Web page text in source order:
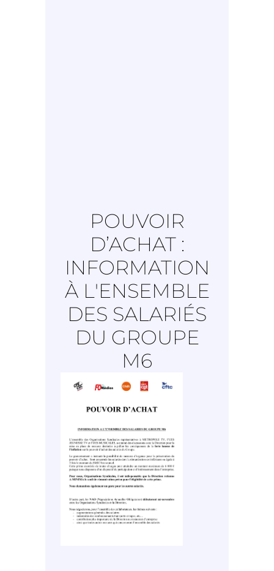
POUVOIR
D’ACHAT :
INFORMATION
À L'ENSEMBLE
DES SALARIÉS
DU GROUPE
M6